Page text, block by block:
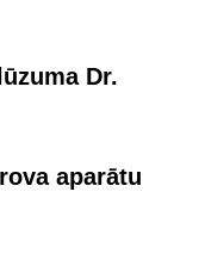
Dr.
aparātu